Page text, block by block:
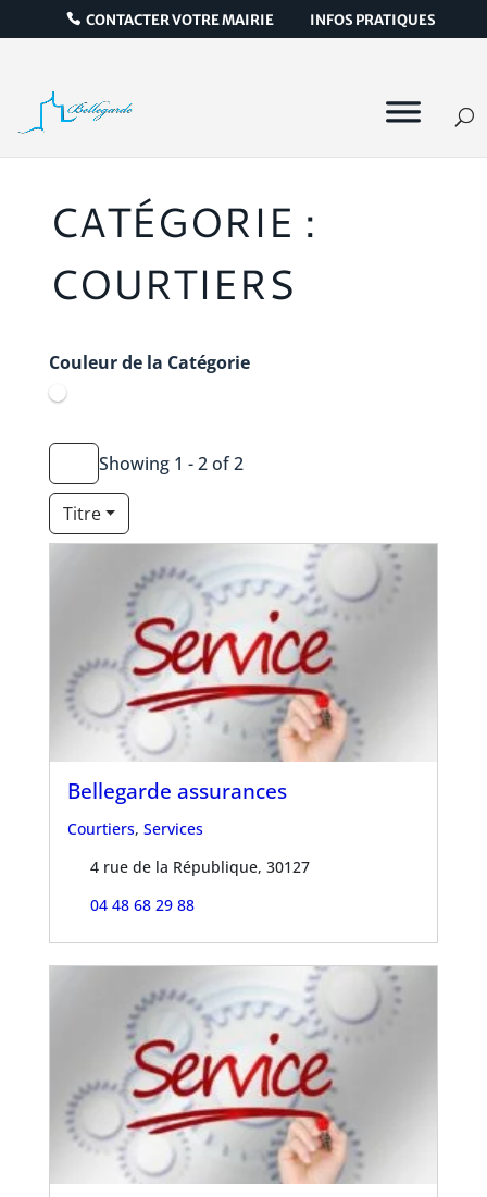
CONTACTER VOTRE MAIRIE INFOS PRATIQUES
CATÉGORIE :
COURTIERS
Couleur de la Catégorie
Showing 1 - 2 of 2
Titre
Bellegarde assurances
Courtiers, Services
4 rue de la République, 30127
04 48 68 29 88